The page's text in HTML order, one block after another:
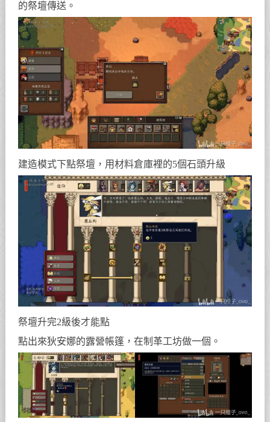
的祭壇傳送。
建造模式下點祭壇，用材料倉庫裡的5個石頭升級
祭壇升完2級後才能點
點出來狄安娜的露營帳篷，在制革工坊做一個。